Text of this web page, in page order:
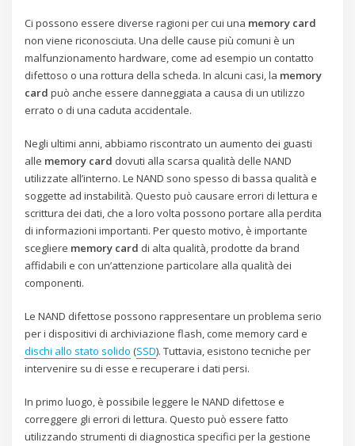
Ci possono essere diverse ragioni per cui una memory card
non viene riconosciuta. Una delle cause più comuni è un
malfunzionamento hardware, come ad esempio un contatto
difettoso o una rottura della scheda. In alcuni casi, la memory
card può anche essere danneggiata a causa di un utilizzo
errato o di una caduta accidentale.
Negli ultimi anni, abbiamo riscontrato un aumento dei guasti
alle memory card dovuti alla scarsa qualità delle NAND
utilizzate all’interno. Le NAND sono spesso di bassa qualità e
soggette ad instabilità. Questo può causare errori di lettura e
scrittura dei dati, che a loro volta possono portare alla perdita
di informazioni importanti. Per questo motivo, è importante
scegliere memory card di alta qualità, prodotte da brand
affidabili e con un’attenzione particolare alla qualità dei
componenti.
Le NAND difettose possono rappresentare un problema serio
per i dispositivi di archiviazione flash, come memory card e
dischi allo stato solido (SSD). Tuttavia, esistono tecniche per
intervenire su di esse e recuperare i dati persi.
In primo luogo, è possibile leggere le NAND difettose e
correggere gli errori di lettura. Questo può essere fatto
utilizzando strumenti di diagnostica specifici per la gestione